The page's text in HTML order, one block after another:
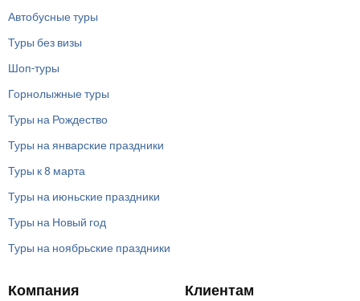
Автобусные туры
Туры без визы
Шоп-туры
Горнолыжные туры
Туры на Рождество
Туры на январские праздники
Туры к 8 марта
Туры на июньские праздники
Туры на Новый год
Туры на ноябрьские праздники
Компания Клиентам